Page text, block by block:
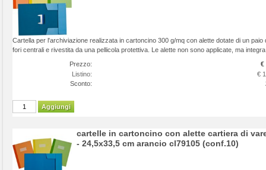
Cartella per l'archiviazione realizzata in cartoncino 300 g/mq con alette dotate di un paio
fori centrali e rivestita da una pellicola protettiva. Le alette non sono applicate, ma
Prezzo:
€
Listino:
€
Sconto:
Aggiungi
cartelle in cartoncino con alette cartiera di
- 24,5x33,5 cm arancio cl79105 (conf.10)